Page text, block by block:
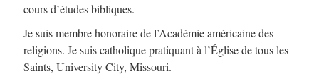
cours d’études bibliques.
Je suis membre honoraire de l’Académie américaine des
religions. Je suis catholique pratiquant à l’Église de tous les
Saints, University City, Missouri.